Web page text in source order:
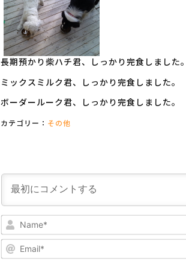
長期預かり柴ハチ君、しっかり完食しました。
ミックスミルク君、しっかり完食しました。
ボーダールーク君、しっかり完食しました。
カテゴリー： その他